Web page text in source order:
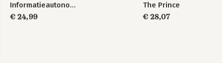
Informatieautonomie
€ 24,99
The Prince
€ 28,07